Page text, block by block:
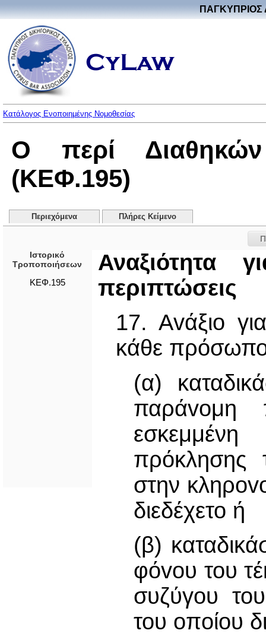
ΠΑΓΚΥΠΡΙΟΣ
Κατάλογος Ενοποιημένης Νομοθεσίας
Ο περί
(ΚΕΦ.195)
Περιεχόμενα Πλήρες Κείμενο
Ιστορικό
Τροποποιήσεων
ΚΕΦ.195
Αναξιότητα
περιπτώσεις
17. Αvάξιo
κάθε
(α)
παράvoμη
πρόκλησης
στην
διεδέχετο ή
(β)
φόvoυ του
συζύγου
του oπoίoυ